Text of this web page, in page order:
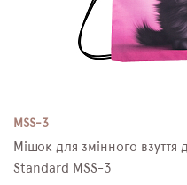
MSS-3
Мішок для змінного взуття
Standard MSS-3